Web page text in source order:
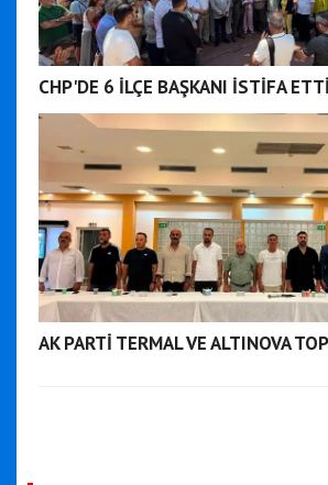
CHP'DE 6 İLÇE BAŞKANI İSTİFA ETTİ
AK PARTİ TERMAL VE ALTINOVA